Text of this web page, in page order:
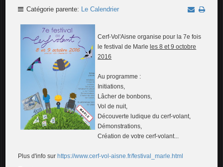
Catégorie parente: Le Calendrier
Cerf-Vol'Aisne organise pour la 7e fois
le festival de Marle les 8 et 9 octobre
2016
Au programme :
Initiations,
Lâcher de bonbons,
Vol de nuit,
Découverte ludique du cerf-volant,
Démonstrations,
Création de votre cerf-volant...
Plus d'info sur https://www.cerf-vol-aisne.fr/festival_marle.html